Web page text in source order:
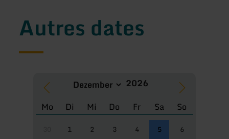
Autres dates
Mo Di Mi Do Fr Sa So
1 2 3 4 5
6